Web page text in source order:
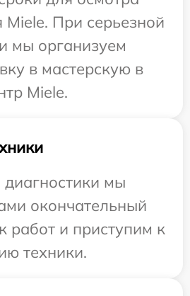
Miele. При серьезной
мы организуем
в мастерскую в
Miele.
мы
окончательный
работ и приступим к
техники.